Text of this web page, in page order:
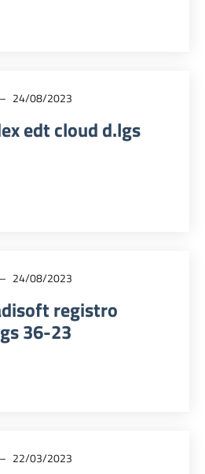
DI DETERMINA AXIOS D LGS
24/08/2023
edt cloud d.lgs
DI DETERMINA INDEX EDT
24/08/2023
registro
36-23
DI DETERMINA MADISOFT
22/03/2023